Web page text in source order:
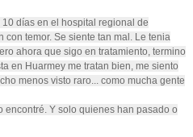
días en el hospital regional de
temor. Se siente tan mal. Le tenia
ahora que sigo en tratamiento, termino
en Huarmey me tratan bien, me siento
menos visto raro... como mucha gente
encontré. Y solo quienes han pasado o